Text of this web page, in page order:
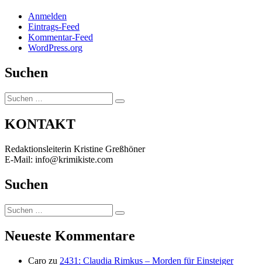
Anmelden
Eintrags-Feed
Kommentar-Feed
WordPress.org
Suchen
Suchen
nach:
Suchen
KONTAKT
Redaktionsleiterin Kristine Greßhöner
E-Mail: info@krimikiste.com
Suchen
Suchen
nach:
Suchen
Neueste Kommentare
Caro zu 2431: Claudia Rimkus – Morden für Einsteiger